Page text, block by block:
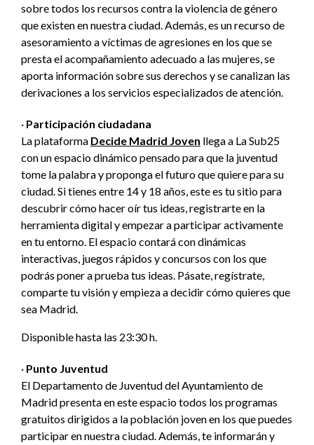
sobre todos los recursos contra la violencia de género
que existen en nuestra ciudad. Además, es un recurso de
asesoramiento a víctimas de agresiones en los que se
presta el acompañamiento adecuado a las mujeres, se
aporta información sobre sus derechos y se canalizan las
derivaciones a los servicios especializados de atención.
· Participación ciudadana
La plataforma Decide Madrid Joven llega a La Sub25
con un espacio dinámico pensado para que la juventud
tome la palabra y proponga el futuro que quiere para su
ciudad. Si tienes entre 14 y 18 años, este es tu sitio para
descubrir cómo hacer oír tus ideas, registrarte en la
herramienta digital y empezar a participar activamente
en tu entorno. El espacio contará con dinámicas
interactivas, juegos rápidos y concursos con los que
podrás poner a prueba tus ideas. Pásate, regístrate,
comparte tu visión y empieza a decidir cómo quieres que
sea Madrid.
Disponible hasta las 23:30 h.
· Punto Juventud
El Departamento de Juventud del Ayuntamiento de
Madrid presenta en este espacio todos los programas
gratuitos dirigidos a la población joven en los que puedes
participar en nuestra ciudad. Además, te informarán y